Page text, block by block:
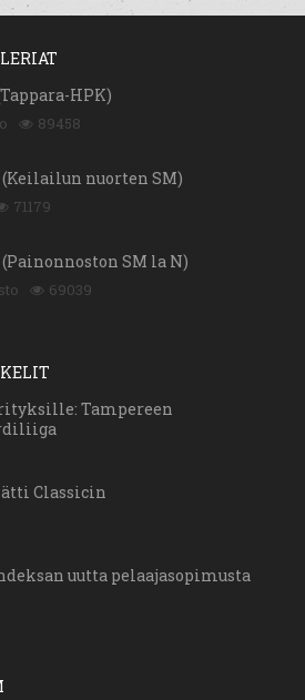
(Tappara-HPK)
89458
(Keilailun nuorten SM)
71179
(Painonnoston SM la N)
69039
Tampereen
Classicin
uutta pelaajasopimusta